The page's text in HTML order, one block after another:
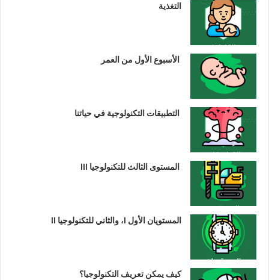
التغذية
الأسبوع الأول من العمر
التطبيقات التكنولوجية في حياتنا
المستوى الثالث للتكنولوجيا III
المستويان الأول I، والثاني للتكنولوجيا II
كيف يمكن تعريف التكنولوجيا؟